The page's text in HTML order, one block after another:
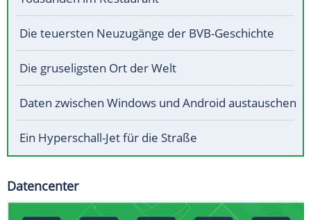
Die teuersten Neuzugänge der BVB-Geschichte
Die gruseligsten Ort der Welt
Daten zwischen Windows und Android austauschen
Ein Hyperschall-Jet für die Straße
Datencenter